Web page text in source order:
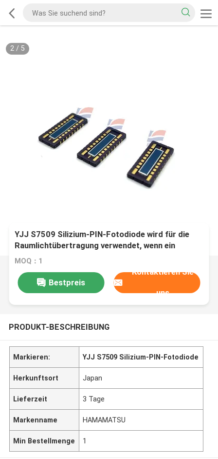
2/ 5
YJJ S7509 Silizium-PIN-Fotodiode wird für die
Raumlichtübertragung verwendet, wenn ein
breites Sichtfeld erforderlich ist
MOQ：1
Bestpreis
Kontaktieren Sie
uns
PRODUKT-BESCHREIBUNG
Markieren: YJJ S7509 Silizium-PIN-Fotodiode
Herkunftsort Japan
Lieferzeit 3 Tage
Markenname HAMAMATSU
Min Bestellmenge 1